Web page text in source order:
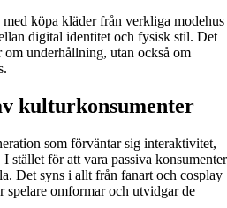
köpa kläder från verkliga modehus
digital identitet och fysisk stil. Det
om underhållning, utan också om
kulturkonsumenter
som förväntar sig interaktivitet,
stället för att vara passiva konsumenter
Det syns i allt från fanart och cosplay
spelare omformar och utvidgar de